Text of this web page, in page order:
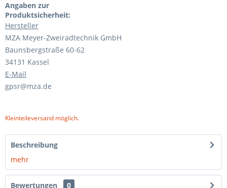
Angaben zur
Produktsicherheit:
Hersteller
MZA Meyer-Zweiradtechnik GmbH
Baunsbergstraße 60-62
34131 Kassel
E-Mail
gpsr@mza.de
Kleinteileversand möglich.
Beschreibung
mehr
Bewertungen
0